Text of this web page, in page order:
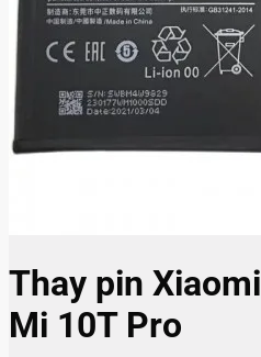
Thay pin
Mi 10T Pro